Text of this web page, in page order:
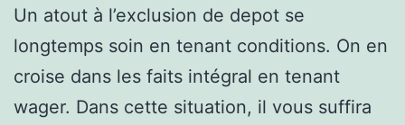
Un atout à l’exclusion de depot se
longtemps soin en tenant conditions. On en
croise dans les faits intégral en tenant
wager. Dans cette situation, il vous suffira